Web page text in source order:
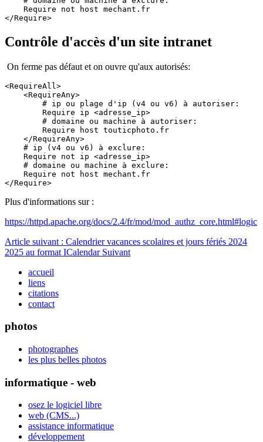
Require not host mechant.fr
</Require>
Contrôle d'accès d'un site intranet
On ferme pas défaut et on ouvre qu'aux autorisés:
<RequireAll>
    <RequireAny>
        # ip ou plage d'ip (v4 ou v6) à autoriser:
Require ip <adresse_ip>
        # domaine ou machine à autoriser:
Require host touticphoto.fr
    </RequireAny>
    # ip (v4 ou v6) à exclure:
    Require not ip <adresse_ip>
    # domaine ou machine à exclure:
    Require not host mechant.fr
</Require>
Plus d'informations sur :
https://httpd.apache.org/docs/2.4/fr/mod/mod_authz_core.html#logic
Article suivant : Calendrier vacances scolaires et jours fériés 2024
2025 au format ICalendar Suivant
accueil
liens
citations
contact
photos
photographes
les plus belles photos
informatique - web
osez le logiciel libre
web (CMS...)
assistance informatique
développement